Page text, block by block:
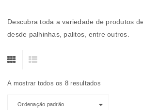
Descubra toda a variedade de produtos
desde palhinhas, palitos, entre outros.
A mostrar todos os 8 resultados
Ordenação padrão